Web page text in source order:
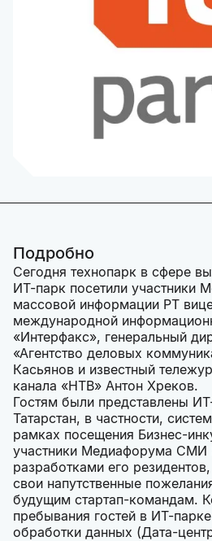
Подробно
Сегодня технопарк в сфере
ИТ-парк посетили участники
массовой информации РТ
международной
«Интерфакс», генеральный
«Агентство деловых
Касьянов и известный
канала «НТВ» Антон Хреков.
Гостям были представлены
Татарстан, в частности,
рамках посещения Бизнес-
участники Медиафорума СМИ
разработками его
свои напутственные
будущим стартап-командам.
пребывания гостей в ИТ-
обработки данных (Дата-